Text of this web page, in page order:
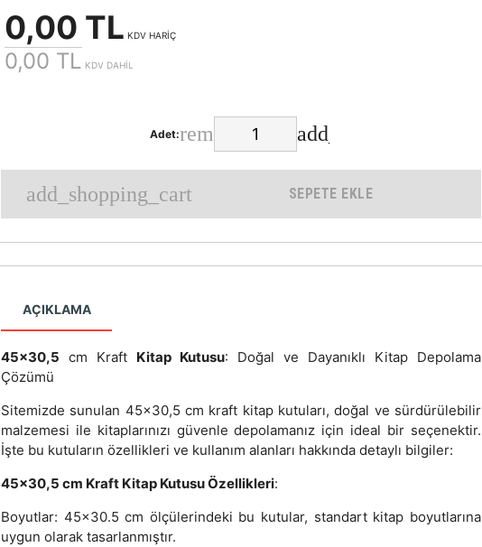
0,00 TL KDV HARİÇ
0,00 TL KDV DAHİL
Adet:
SEPETE EKLE
AÇIKLAMA
45x30,5 cm Kraft Kitap Kutusu: Doğal ve Dayanıklı Kitap Depolama
Çözümü
Sitemizde sunulan 45x30,5 cm kraft kitap kutuları, doğal ve sürdürülebilir
malzemesi ile kitaplarınızı güvenle depolamanız için ideal bir seçenektir.
İşte bu kutuların özellikleri ve kullanım alanları hakkında detaylı bilgiler:
45x30,5 cm Kraft Kitap Kutusu Özellikleri:
Boyutlar: 45x30.5 cm ölçülerindeki bu kutular, standart kitap boyutlarına
uygun olarak tasarlanmıştır.